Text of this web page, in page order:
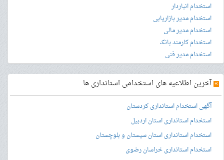
استخدام انباردار
استخدام مدیر بازاریابی
استخدام مدیر مالی
استخدام کارمند بانک
استخدام مدیر فنی
»آخرین اطلاعیه های استخدامی استانداری ها
آگهی استخدام استانداری کردستان
استخدام استانداری استان اردبیل
استخدام استانداری استان سیستان و بلوچستان
استخدام استانداری خراسان رضوی